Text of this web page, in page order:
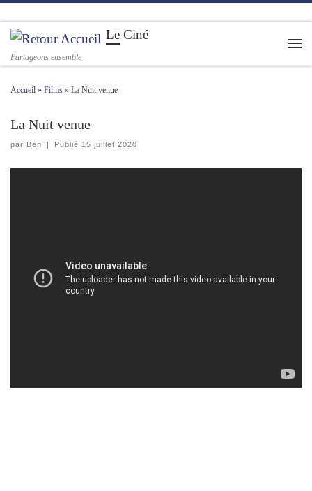
Passer au contenu
Le Ciné
Partageons ensemble
Accueil » Films » La Nuit venue
La Nuit venue
par Ben | Publié 15 juillet 2020